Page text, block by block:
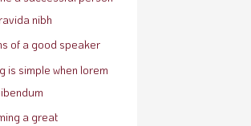
nibh
of a good speaker
is simple when lorem
a great